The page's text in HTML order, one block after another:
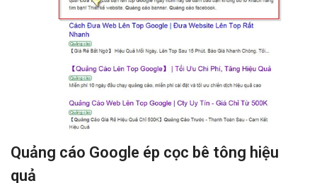
Quảng cáo Google ép cọc bê tông hiệu
quả